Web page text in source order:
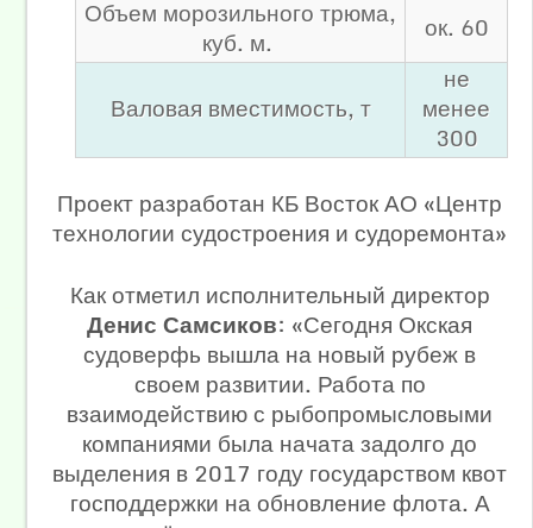
Объем морозильного трюма,
куб. м.
ок. 60
Валовая вместимость, т
не
менее
300
Проект разработан КБ Восток АО «Центр
технологии судостроения и судоремонта»
Как отметил исполнительный директор
Денис Самсиков: «Сегодня Окская
судоверфь вышла на новый рубеж в
своем развитии. Работа по
взаимодействию с рыбопромысловыми
компаниями была начата задолго до
выделения в 2017 году государством квот
господдержки на обновление флота. А